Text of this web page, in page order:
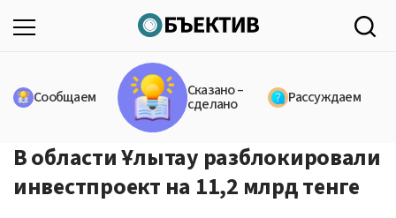
Сообщаем Сказано –
сделано Рассуждаем
В области Ұлытау разблокировали
инвестпроект на 11,2 млрд тенге